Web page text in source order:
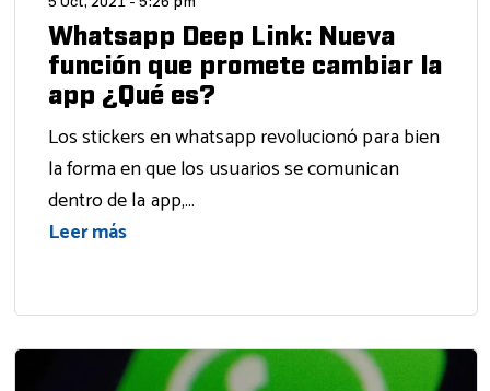
Whatsapp Deep Link: Nueva
función que promete cambiar la
app ¿Qué es?
Los stickers en whatsapp revolucionó para bien
la forma en que los usuarios se comunican
dentro de la app,...
Leer más